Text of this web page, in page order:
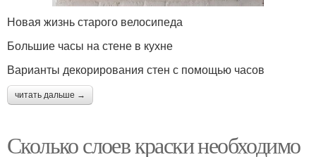
Новая жизнь старого велосипеда
Большие часы на стене в кухне
Варианты декорирования стен с помощью часов
читать дальше →
Сколько слоев краски необходимо